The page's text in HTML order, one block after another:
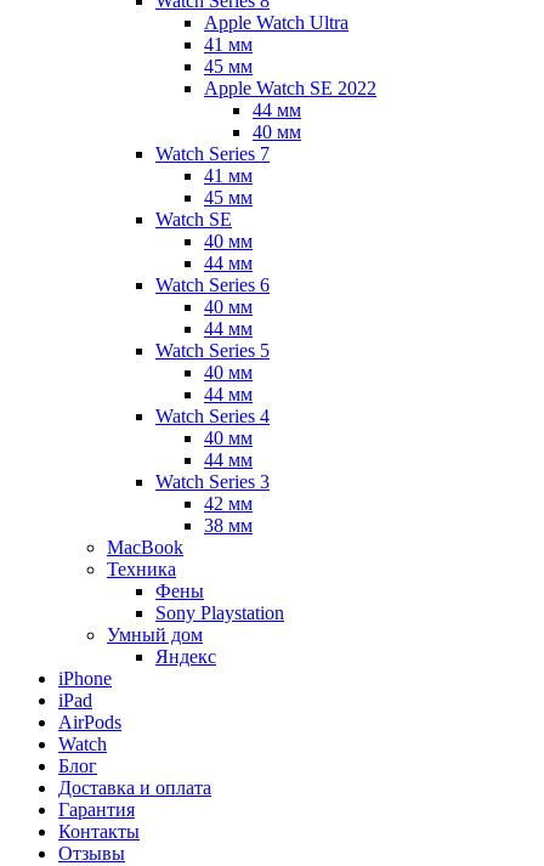
Apple Watch Ultra
41 мм
45 мм
Apple Watch SE 2022
44 мм
40 мм
Watch Series 7
41 мм
45 мм
Watch SE
40 мм
44 мм
Watch Series 6
40 мм
44 мм
Watch Series 5
40 мм
44 мм
Watch Series 4
40 мм
44 мм
Watch Series 3
42 мм
38 мм
MacBook
Техника
Фены
Sony Playstation
Умный дом
Яндекс
iPhone
iPad
AirPods
Watch
Блог
Доставка и оплата
Гарантия
Контакты
Отзывы